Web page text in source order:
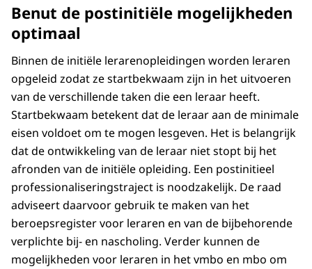
Benut de postinitiële mogelijkheden
optimaal
Binnen de initiële lerarenopleidingen worden leraren
opgeleid zodat ze startbekwaam zijn in het uitvoeren
van de verschillende taken die een leraar heeft.
Startbekwaam betekent dat de leraar aan de minimale
eisen voldoet om te mogen lesgeven. Het is belangrijk
dat de ontwikkeling van de leraar niet stopt bij het
afronden van de initiële opleiding. Een postinitieel
professionaliseringstraject is noodzakelijk. De raad
adviseert daarvoor gebruik te maken van het
beroepsregister voor leraren en van de bijbehorende
verplichte bij- en nascholing. Verder kunnen de
mogelijkheden voor leraren in het vmbo en mbo om